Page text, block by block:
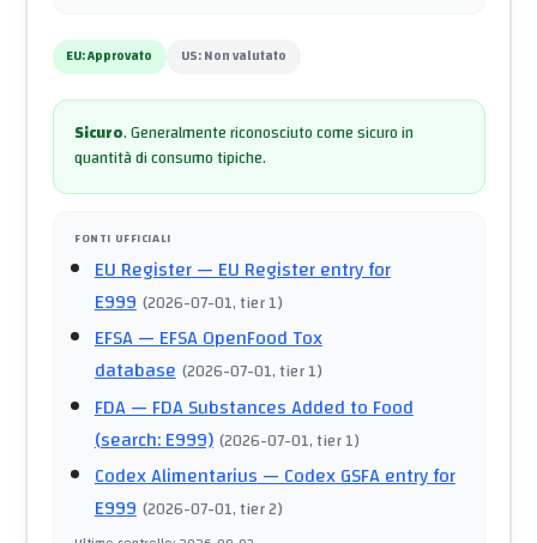
EU:Approvato US:Non valutato
Sicuro.Generalmente riconosciuto come sicuro in
quantità di consumo tipiche.
FONTI UFFICIALI
EU Register— EU Register entry for
E999 (2026-07-01, tier 1)
EFSA— EFSA OpenFood Tox
database (2026-07-01, tier 1)
FDA— FDA Substances Added to Food
(search: E999) (2026-07-01, tier 1)
Codex Alimentarius— Codex GSFA entry for
E999 (2026-07-01, tier 2)